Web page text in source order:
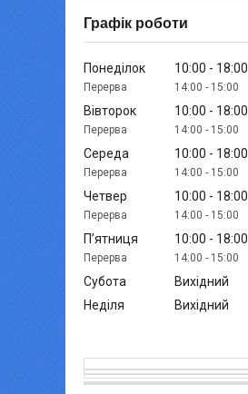
Графік роботи
Понеділок 10:00 18:00
14:00 15:00
Вівторок 10:00 18:00
14:00 15:00
Середа 10:00 18:00
14:00 15:00
Четвер 10:00 18:00
14:00 15:00
Пʼятниця 10:00 18:00
14:00 15:00
Субота
Вихідний
Неділя
Вихідний